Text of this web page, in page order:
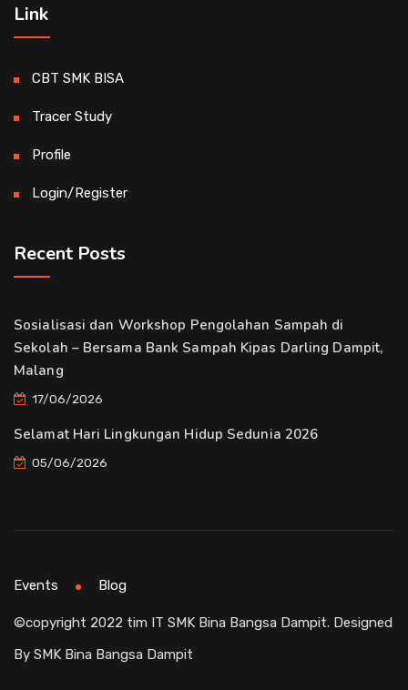
Link
CBT SMK BISA
Tracer Study
Profile
Login/Register
Recent Posts
Sosialisasi dan Workshop Pengolahan Sampah di
Sekolah – Bersama Bank Sampah Kipas Darling Dampit,
Malang
17/06/2026
Selamat Hari Lingkungan Hidup Sedunia 2026
05/06/2026
©copyright 2022 tim IT SMK Bina Bangsa Dampit. Designed
By SMK Bina Bangsa Dampit
Events Blog